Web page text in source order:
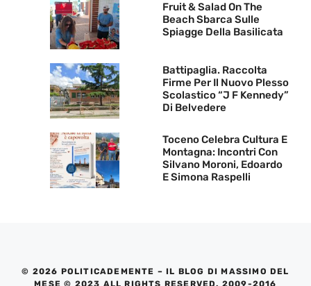
Fruit & Salad On The
Beach Sbarca Sulle
Spiagge Della Basilicata
Battipaglia. Raccolta
Firme Per Il Nuovo Plesso
Scolastico “J F Kennedy”
Di Belvedere
Toceno Celebra Cultura E
Montagna: Incontri Con
Silvano Moroni, Edoardo
E Simona Raspelli
© 2026 POLITICADEMENTE – IL BLOG DI MASSIMO DEL
MESE © 2023 ALL RIGHTS RESERVED. 2009-2016